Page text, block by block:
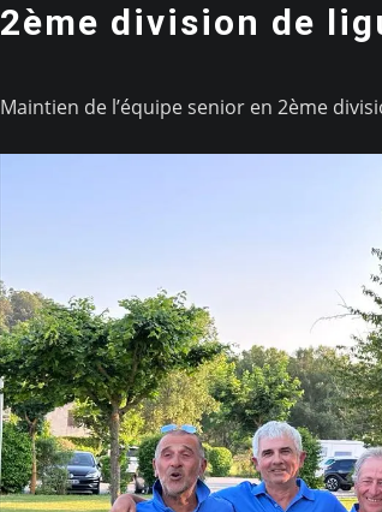
2ème division de
Maintien de l’équipe senior en 2ème